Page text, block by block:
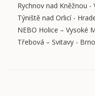
Rychnov nad Kněžnou
Týniště nad Orlicí -
NEBO Holice – Vysoké
Třebová – Svitavy -